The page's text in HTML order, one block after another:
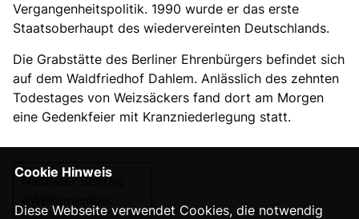
Vergangenheitspolitik. 1990 wurde er das erste
Staatsoberhaupt des wiedervereinten Deutschlands.
Die Grabstätte des Berliner Ehrenbürgers befindet sich
auf dem Waldfriedhof Dahlem. Anlässlich des zehnten
Todestages von Weizsäckers fand dort am Morgen
eine Gedenkfeier mit Kranzniederlegung statt.
Nächster Beitrag
Cookie Hinweis
Diese Webseite verwendet Cookies, die notwendig